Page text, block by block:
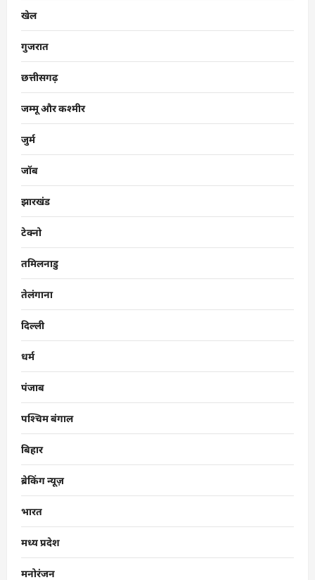
खेल
गुजरात
छत्तीसगढ़
जम्मू और कश्मीर
जुर्म
जॉब
झारखंड
टेक्नो
तमिलनाडु
तेलंगाना
दिल्ली
धर्म
पंजाब
पश्चिम बंगाल
बिहार
ब्रेकिंग न्यूज़
भारत
मध्य प्रदेश
मनोरंजन